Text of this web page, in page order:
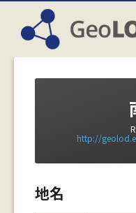
http://
地名